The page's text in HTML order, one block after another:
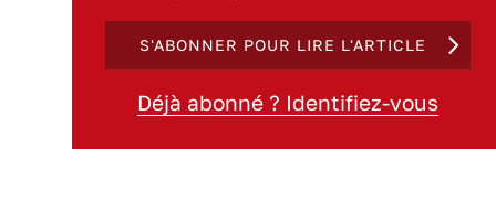
S'ABONNER POUR LIRE L'ARTICLE
Déjà abonné ? Identifiez-vous